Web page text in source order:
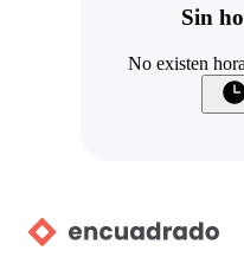
Sin
No existen